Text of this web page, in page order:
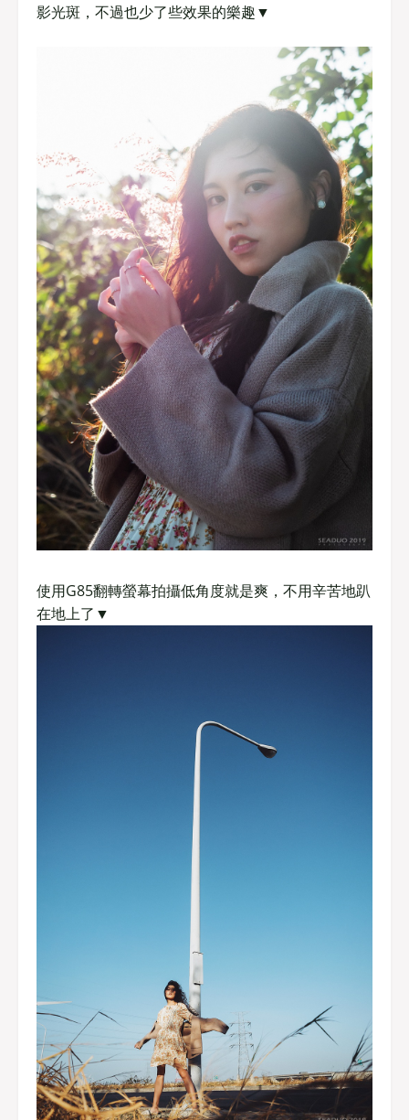
影光斑，不過也少了些效果的樂趣▼
使用G85翻轉螢幕拍攝低角度就是爽，不用辛苦地趴
在地上了▼